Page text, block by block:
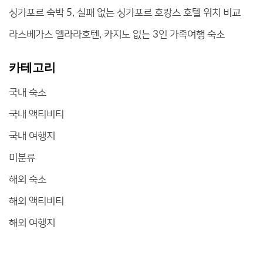
싱가포르 숙박 5, 실패 없는 싱가포르 호캉스 호텔 위치 비교
라스베가스 엘라라호텐, 카지노 없는 3인 가족여행 숙소
카테고리
국내 숙소
국내 액티비티
국내 여행지
미분류
해외 숙소
해외 액티비티
해외 여행지